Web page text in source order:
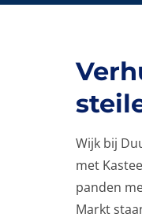
Wijk bij
met
panden
Markt